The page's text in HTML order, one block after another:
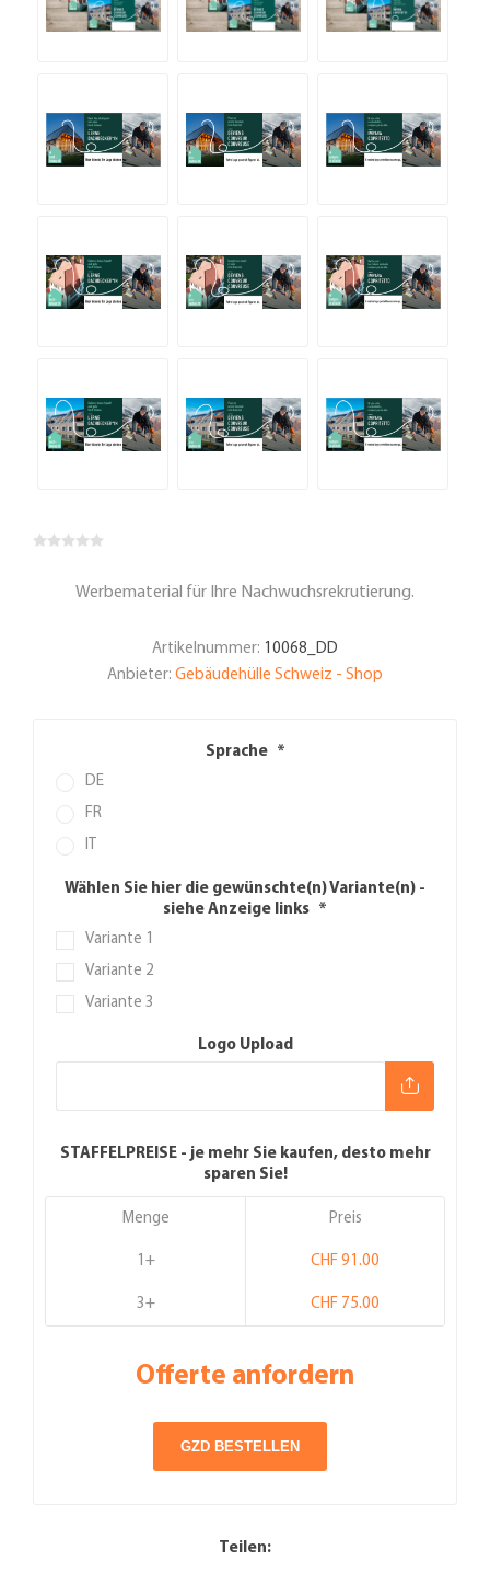
Werbematerial für Ihre Nachwuchsrekrutierung.
Artikelnummer: 10068_DD
Anbieter: Gebäudehülle Schweiz - Shop
Sprache *
DE
FR
IT
Wählen Sie hier die gewünschte(n) Variante(n) -
siehe Anzeige links *
Variante 1
Variante 2
Variante 3
Logo Upload
STAFFELPREISE - je mehr Sie kaufen, desto mehr
sparen Sie!
Menge
1+
3+
Preis
CHF 91.00
CHF 75.00
Offerte anfordern
Teilen: